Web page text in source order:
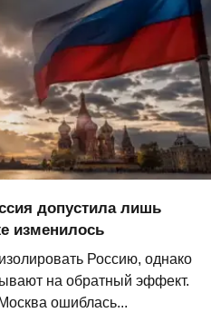
допустила лишь
изменилось
Россию, однако
на обратный эффект.
ошиблась...